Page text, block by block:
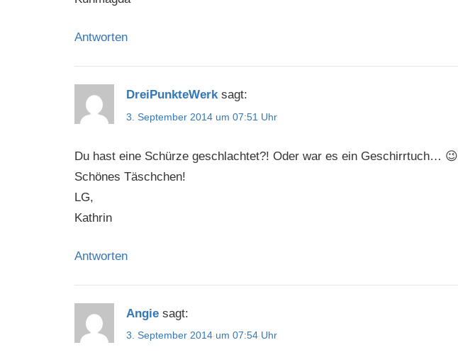
Antworten
DreiPunkteWerk sagt:
3. September 2014 um 07:51 Uhr
Du hast eine Schürze geschlachtet?! Oder war es ein Geschirrtuch… 😉
Schönes Täschchen!
LG,
Kathrin
Antworten
Angie sagt:
3. September 2014 um 07:54 Uhr